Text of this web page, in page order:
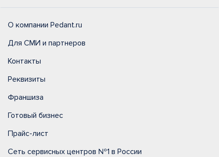
О компании Pedant.ru
Для СМИ и партнеров
Контакты
Реквизиты
Франшиза
Готовый бизнес
Прайс-лист
Сеть сервисных центров №1 в России